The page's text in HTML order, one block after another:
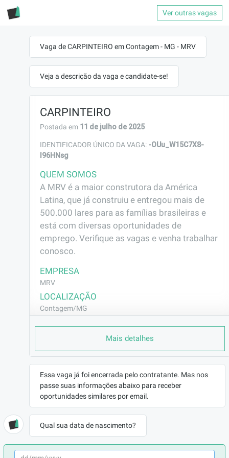
Ver outras vagas
Vaga de CARPINTEIRO em Contagem - MG - MRV
Veja a descrição da vaga e candidate-se!
CARPINTEIRO
Postada em 11 de julho de 2025
IDENTIFICADOR ÚNICO DA VAGA: -OUu_W15C7X8-
l96HNsg
QUEM SOMOS
A MRV é a maior construtora da América
Latina, que já construiu e entregou mais de
500.000 lares para as famílias brasileiras e
está com diversas oportunidades de
emprego. Verifique as vagas e venha trabalhar
conosco.
EMPRESA
MRV
LOCALIZAÇÃO
Contagem/MG
CONTRATO
REMUNERAÇÃO
R$2448,60
VAGA AFIRMATIVA
Não
Construção Civil
BENEFÍCIOS
a combinar
Mais detalhes
Essa vaga já foi encerrada pelo contratante. Mas nos
passe suas informações abaixo para receber
oportunidades similares por email.
Qual sua data de nascimento?